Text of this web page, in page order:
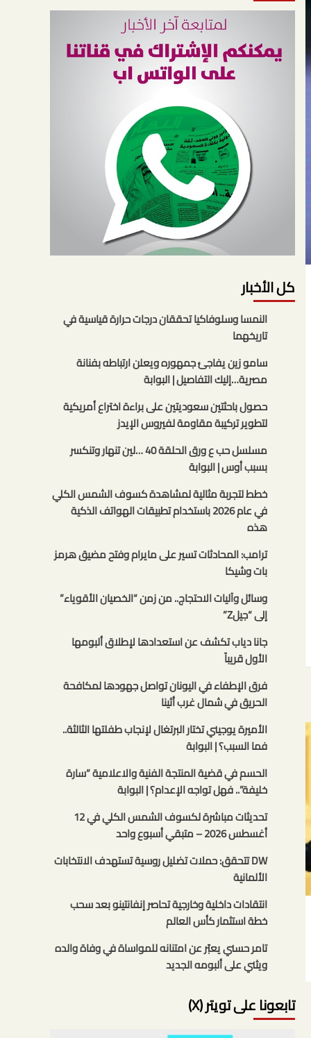
كل الأخبار
النمسا وسلوفاكيا تحققان درجات حرارة قياسية في
تاريخهما
سامو زين يفاجئ جمهوره ويعلن ارتباطه بفنانة
مصرية…إليك التفاصيل | البوابة
حصول باحثتين سعوديتين على براءة اختراع أمريكية
لتطوير تركيبة مقاومة لفيروس الإيدز
مسلسل حب ع ورق الحلقة 40 …لين تنهار وتنكسر
بسبب أوس | البوابة
خطط لتجربة مثالية لمشاهدة كسوف الشمس الكلي
في عام 2026 باستخدام تطبيقات الهواتف الذكية
هذه
ترامب: المحادثات تسير على مايرام وفتح مضيق هرمز
بات وشيكا
وسائل وآليات الاحتجاج.. من زمن “الخصيان الأقوياء”
إلى “جيلZ”
جانا دياب تكشف عن استعدادها لإطلاق ألبومها
الأول قريباً
فرق الإطفاء في اليونان تواصل جهودها لمكافحة
الحريق في شمال غرب أثينا
الأميرة يوجيني تختار البرتغال لإنجاب طفلتها الثالثة..
فما السبب؟ | البوابة
الحسم في قضية المنتجة الفنية والاعلامية “سارة
خليفة”.. فهل تواجه الإعدام؟ | البوابة
تحديثات مباشرة لكسوف الشمس الكلي في 12
أغسطس 2026 – متبقي أسبوع واحد
DW تتحقق: حملات تضليل روسية تستهدف الانتخابات
الألمانية
انتقادات داخلية وخارجية تحاصر إنفانتينو بعد سحب
خطة استثمار كأس العالم
تامر حسني يعبّر عن امتنانه للمواساة في وفاة والده
ويثني على ألبومه الجديد
تابعونا على تويتر (X)